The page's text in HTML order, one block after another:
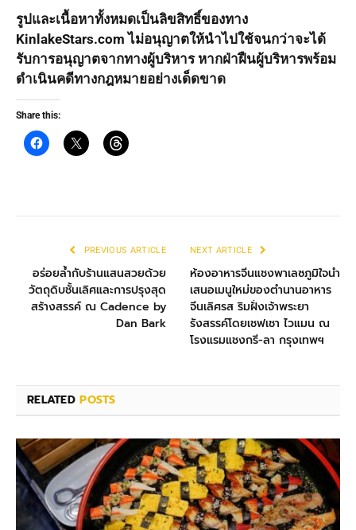
รูปและเนื้อหาทั้งหมดเป็นลิขสิทธิ์ของทาง
KinlakeStars.com ไม่อนุญาตให้นำไปใช้จนกว่าจะได้
รับการอนุญาตจากทางผู้บริหาร หากฝ่าฝืนผู้บริหารพร้อม
ดำเนินคดีทางกฎหมายอย่างเด็ดขาด
Share this:
PREVIOUS ARTICLE
อร่อยล้ำกับร้านแสนสวยด้วย
วัตถุดิบชั้นเลิศและการปรุงสุด
สร้างสรรค์ ณ Cadence by
Dan Bark
NEXT ARTICLE
ห้องอาหารจีนแชงพาเลซภูมิใจนำ
เสนอเมนูใหม่ของตำนานอาหาร
จีนเลิศรส ริมฝั่งเจ้าพระยา
รังสรรค์โดยเชฟเชา ไวแมน ณ
โรงแรมแชงกรี-ลา กรุงเทพฯ
RELATEDPOSTS